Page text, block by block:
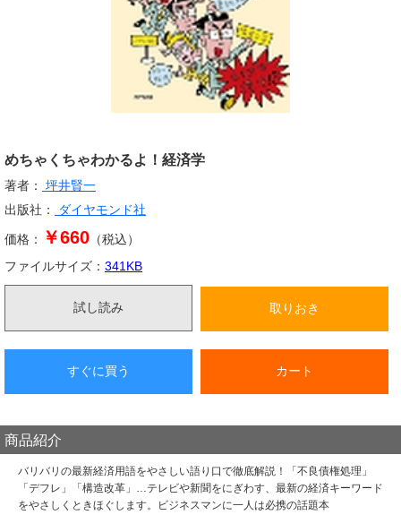
めちゃくちゃわかるよ！経済学
著者：
坪井賢一
出版社：
ダイヤモンド社
価格： ￥660 （税込）
ファイルサイズ： 341 KB
試し読み 取りおき
すぐに買う カート
商品紹介
バリバリの最新経済用語をやさしい語り口で徹底解説！「不良債権処理」
「デフレ」「構造改革」…テレビや新聞をにぎわす、最新の経済キーワード
をやさしくときほぐします。ビジネスマンに一人は必携の話題本